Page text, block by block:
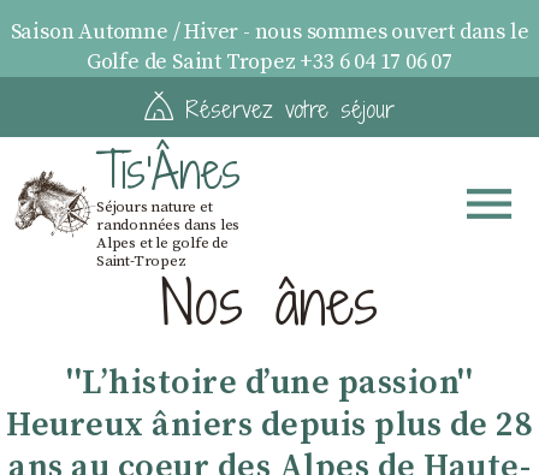
Saison Automne / Hiver - nous sommes ouvert dans le
Golfe de Saint Tropez +33 6 04 17 06 07
Réservez votre séjour
Tis'Ânes
Séjours nature et
randonnées dans les
Alpes et le golfe de
Saint-TropezNos ânes
''Lʼhistoire dʼune passion''
Heureux âniers depuis plus de 28